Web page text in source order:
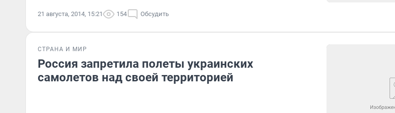
21 августа, 2014, 15:21 154 Обсудить
СТРАНА И МИР
Россия запретила полеты украинских
самолетов над своей территорией